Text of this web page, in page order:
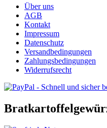
Über uns
AGB
Kontakt
Impressum
Datenschutz
Versandbedingungen
Zahlungsbedingungen
Widerrufsrecht